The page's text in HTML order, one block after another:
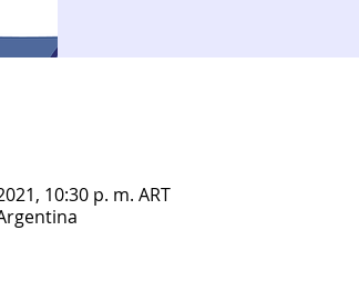
10:30 p. m. ART